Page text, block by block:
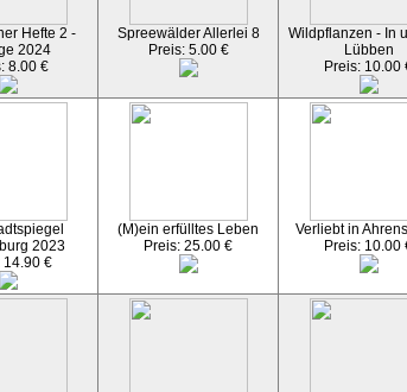
Hefte 2 -
2024
8.00 €
Spreewälder Allerlei 8
Preis: 5.00 €
Wildpflanzen - In
Lübben
Preis: 10.00
2023
14.90 €
(M)ein erfülltes Leben
Preis: 25.00 €
Verliebt in
Preis: 10.00